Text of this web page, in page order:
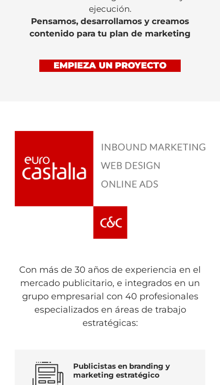
ejecución.
Pensamos, desarrollamos y creamos
contenido para tu plan de marketing
EMPIEZA UN PROYECTO
Con más de 30 años de experiencia en el
mercado publicitario, e integrados en un
grupo empresarial con 40 profesionales
especializados en áreas de trabajo
estratégicas:
Publicistas en branding y
marketing estratégico